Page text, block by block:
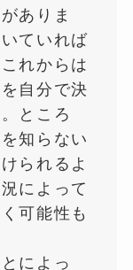
ありま
ていれば
れからは
自分で決
ところ
知らない
られるよ
によって
可能性も
によっ